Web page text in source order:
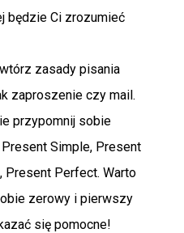
będzie Ci zrozumieć
zasady pisania
zaproszenie czy mail.
przypomnij sobie
Simple, Present
Present Perfect. Warto
zerowy i pierwszy
się pomocne!